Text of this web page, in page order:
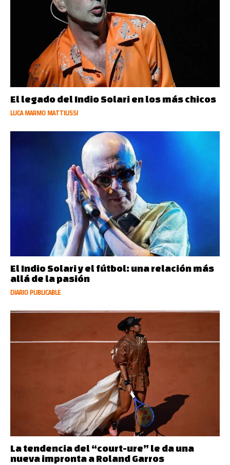
El legado del Indio Solari en los más chicos
LUCA MARMO MATTIUSSI
El Indio Solari y el fútbol: una relación más
allá de la pasión
DIARIO PUBLICABLE
La tendencia del “court-ure” le da una
nueva impronta a Roland Garros